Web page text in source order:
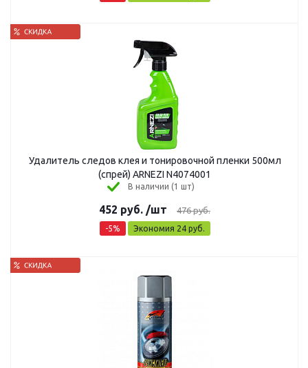
Удалитель следов клея и тонировочной пленки 500мл
(спрей) ARNEZI N4074001
В наличии (1 шт)
452 руб. /шт 476руб.
-5% Экономия 24руб.